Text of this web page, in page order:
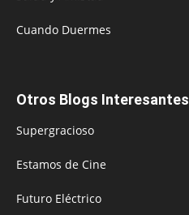
Cuando Duermes
Otros Blogs Interesantes
Supergracioso
Estamos de Cine
Futuro Eléctrico